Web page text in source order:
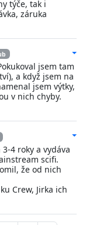
týče, tak i
záruka
jsem tam
a když jsem na
jsem výtky,
v nich chyby.
4 roky a vydáva
scifi.
že od nich
Crew, Jirka ich